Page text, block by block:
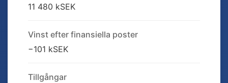
11 480 kSEK
Vinst efter finansiella poster
−101 kSEK
Tillgångar